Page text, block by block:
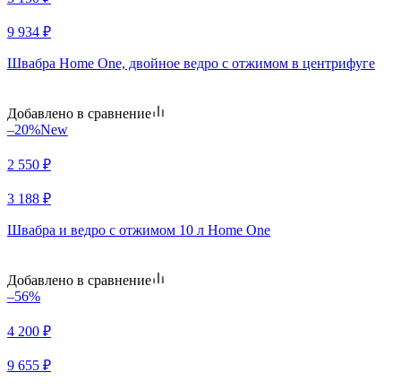
9 934 ₽
Швабра Home One, двойное ведро с отжимом в центрифуге
Добавлено в сравнение
–20%New
2 550 ₽
3 188 ₽
Швабра и ведро с отжимом 10 л Home One
Добавлено в сравнение
–56%
4 200 ₽
9 655 ₽